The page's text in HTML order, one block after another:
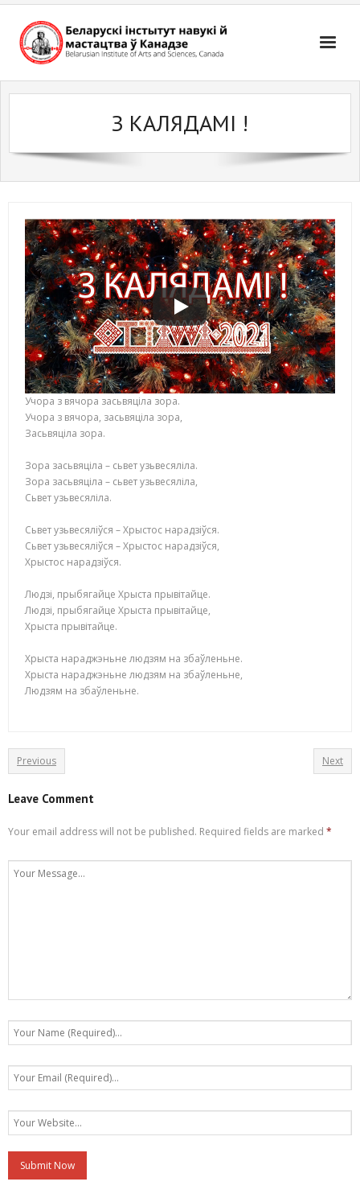
Skip
content
З КАЛЯДАМІ !
Учора з вячора засьвяціла зора.
Учора з вячора, засьвяціла зора,
Засьвяціла зора.
Зора засьвяціла – сьвет узьвесяліла.
Зора засьвяціла – сьвет узьвесяліла,
Сьвет узьвесяліла.
Сьвет узьвесяліўся – Хрыстос нарадзіўся.
Сьвет узьвесяліўся – Хрыстос нарадзіўся,
Хрыстос нарадзіўся.
Людзі, прыбягайце Хрыста прывітайце.
Людзі, прыбягайце Хрыста прывітайце,
Хрыста прывітайце.
Хрыста нараджэньне людзям на збаўленьне.
Хрыста нараджэньне людзям на збаўленьне,
Людзям на збаўленьне.
Previous Next
Leave Comment
Your email address will not be published. Required fields are marked *